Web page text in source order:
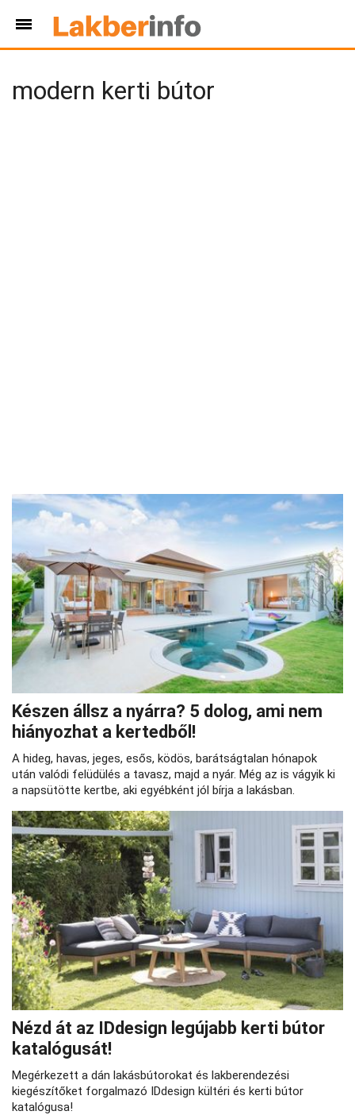
modern kerti bútor
Készen állsz a nyárra? 5 dolog, ami nem
hiányozhat a kertedből!
A hideg, havas, jeges, esős, ködös, barátságtalan hónapok
után valódi felüdülés a tavasz, majd a nyár. Még az is vágyik ki
a napsütötte kertbe, aki egyébként jól bírja a lakásban.
Nézd át az IDdesign legújabb kerti bútor
katalógusát!
Megérkezett a dán lakásbútorokat és lakberendezési
kiegészítőket forgalmazó IDdesign kültéri és kerti bútor
katalógusa!